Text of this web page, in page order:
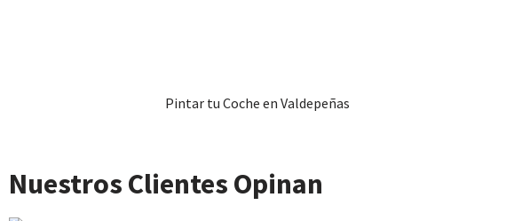
Pintar tu Coche en Valdepeñas
Nuestros Clientes Opinan